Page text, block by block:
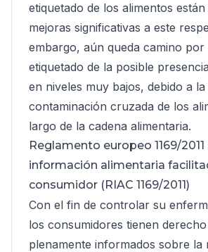
etiquetado de los alimentos
mejoras significativas a este
embargo, aún queda camino
etiquetado de la posible
en niveles muy bajos, debido a la
contaminación cruzada de los
largo de la cadena alimentaria.
Reglamento europeo 1169/
información alimentaria
consumidor (RIAC 1169/2011)
Con el fin de controlar su
los consumidores tienen
plenamente informados sobre la